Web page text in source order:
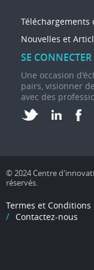
Téléchargements
Nouvelles et
SE CONNECTER
Une occasion
pairs, visionner
avec des
© 2024 Centre
réservés.
Termes et Conditions
Contactez-nous